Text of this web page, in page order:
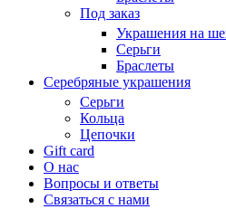
Под заказ
Украшения на
Серьги
Браслеты
Серебряные украшения
Серьги
Кольца
Цепочки
Gift card
О нас
Вопросы и ответы
Связаться с нами